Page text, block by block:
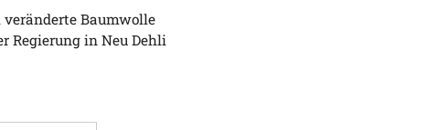
Baumwolle
Regierung in Neu Dehli